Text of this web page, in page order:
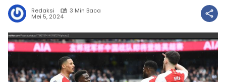
Redaksi 3 Min Baca
Mei 5, 2024